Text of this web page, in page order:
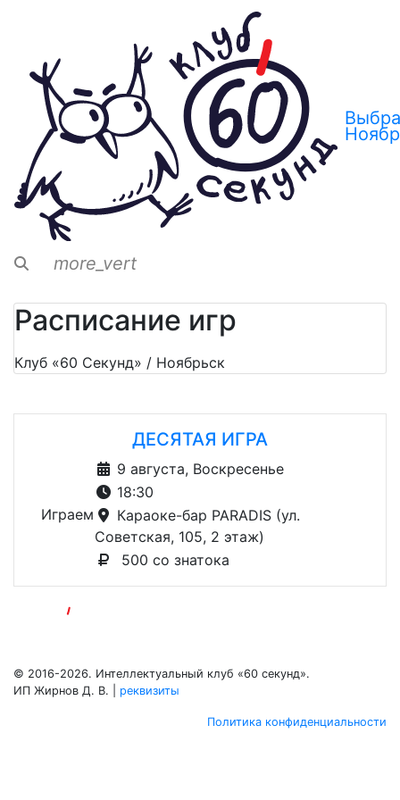
more_vert
Расписание игр
Клуб «60 Секунд» / Ноябрьск
ДЕСЯТАЯ ИГРА
Играем
9 августа, Воскресенье
18:30
Караоке-бар PARADIS (ул.
Советская, 105, 2 этаж)
500 со знатока
© 2016-2026. Интеллектуальный клуб «60 секунд».
ИП Жирнов Д. В. | реквизиты
Политика конфиденциальности